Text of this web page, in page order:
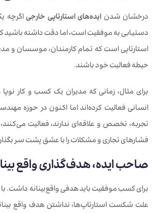
درخشان شدن ایده‌های استارتاپی خارجیاگرچه
دستیابی به موفقیت است، اما دقت داشته باشید
استارتاپی است که تمام کارمندان، موسسان و
حیطه فعالیت خود باشند.
برای مثال، زمانی که مدیران یک کسب و کار
انسانی فعالیت کرده‌اند اما اکنون در حوزه
تجربه، تخصص و علاقه‌ای ندارند، فعالیت
فشارهای تجاری و مشکلات را با عشق پشت سر
صاحب ایده، هدف‌گذاری واقع
برای کسب موفقیت باید هدفی واقع‌بینانه داشت.
علت شکست استارتاپ‌ها، نداشتن هدف واقع